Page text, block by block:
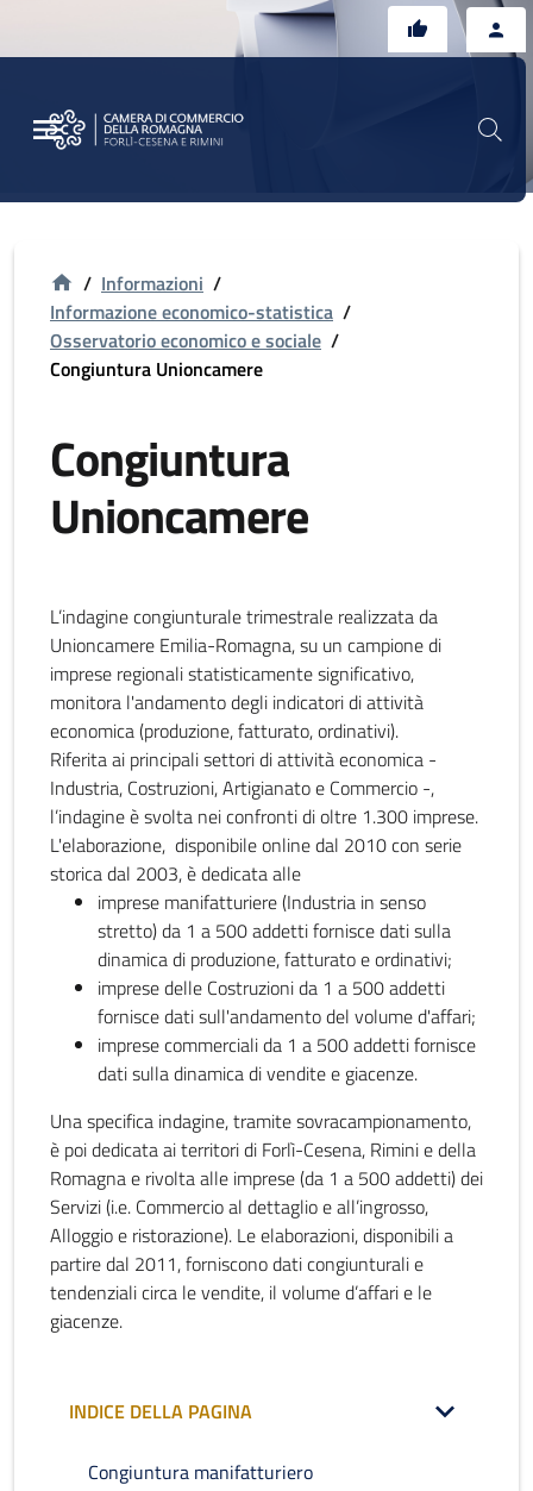
/ Informazioni /
Informazione economico-statistica /
Osservatorio economico e sociale /
Congiuntura Unioncamere
Congiuntura
Unioncamere
L’indagine congiunturale trimestrale realizzata da
Unioncamere Emilia-Romagna, su un campione di
imprese regionali statisticamente significativo,
monitora l'andamento degli indicatori di attività
economica (produzione, fatturato, ordinativi).
Riferita ai principali settori di attività economica -
Industria, Costruzioni, Artigianato e Commercio -,
l’indagine è svolta nei confronti di oltre 1.300 imprese.
L'elaborazione, disponibile online dal 2010 con serie
storica dal 2003, è dedicata alle
imprese manifatturiere (Industria in senso
stretto) da 1 a 500 addetti fornisce dati sulla
dinamica di produzione, fatturato e ordinativi;
imprese delle Costruzioni da 1 a 500 addetti
fornisce dati sull'andamento del volume d'affari;
imprese commerciali da 1 a 500 addetti fornisce
dati sulla dinamica di vendite e giacenze.
Una specifica indagine, tramite sovracampionamento,
è poi dedicata ai territori di Forlì-Cesena, Rimini e della
Romagna e rivolta alle imprese (da 1 a 500 addetti) dei
Servizi (i.e. Commercio al dettaglio e all’ingrosso,
Alloggio e ristorazione). Le elaborazioni, disponibili a
partire dal 2011, forniscono dati congiunturali e
tendenziali circa le vendite, il volume d’affari e le
giacenze.
INDICE DELLA PAGINA
Congiuntura manifatturiero